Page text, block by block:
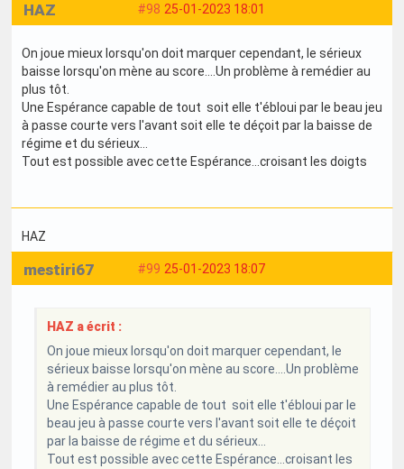
#98 25-01-2023 18:01
HAZ
On joue mieux lorsqu'on doit marquer cependant, le sérieux
baisse lorsqu'on mène au score....Un problème à remédier au
plus tôt.
Une Espérance capable de tout soit elle t'ébloui par le beau jeu
à passe courte vers l'avant soit elle te déçoit par la baisse de
régime et du sérieux...
Tout est possible avec cette Espérance...croisant les doigts
HAZ
#99 25-01-2023 18:07
mestiri67
HAZ a écrit :
On joue mieux lorsqu'on doit marquer cependant, le
sérieux baisse lorsqu'on mène au score....Un problème
à remédier au plus tôt.
Une Espérance capable de tout soit elle t'ébloui par le
beau jeu à passe courte vers l'avant soit elle te déçoit
par la baisse de régime et du sérieux...
Tout est possible avec cette Espérance...croisant les